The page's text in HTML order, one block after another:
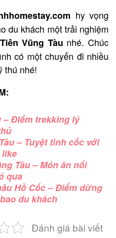
hy vọng
du khách một trải nghiệm
Vũng Tàu nhé. Chúc
có một chuyến đi nhiều
thú nhé!
– Điểm trekking lý
– Tuyệt tình cốc với
Tàu – Món ăn nổi
qua
Hồ Cốc – Điểm dừng
du khách
Đánh giá bài viết